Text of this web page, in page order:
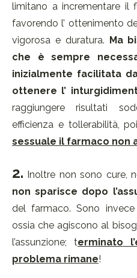
limitano a incrementare il
favorendo l’ ottenimento
vigorosa e duratura.
Ma
che è sempre
inizialmente facilitata
ottenere l’
raggiungere risultati
efficienza e tollerabilità,
sessuale il farmaco non
2. Inoltre non sono cure,
non sparisce dopo
del farmaco. Sono
ossia che agiscono al
l’assunzione; terminato
problema rimane!